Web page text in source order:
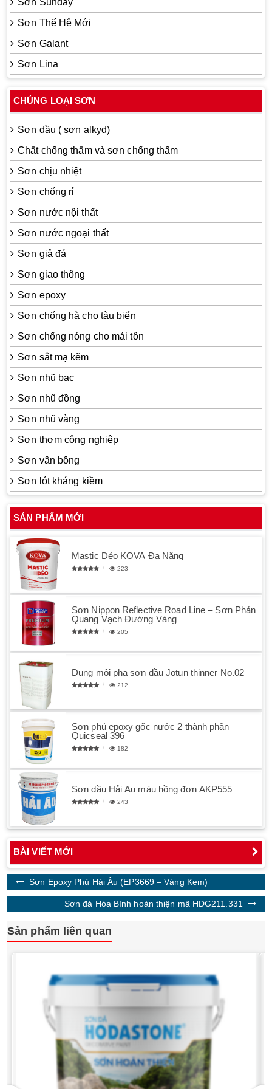
Sơn Sunday
Sơn Thế Hệ Mới
Sơn Galant
Sơn Lina
CHỦNG LOẠI SƠN
Sơn dầu ( sơn alkyd)
Chất chống thấm và sơn chống thấm
Sơn chịu nhiệt
Sơn chống rỉ
Sơn nước nội thất
Sơn nước ngoại thất
Sơn giả đá
Sơn giao thông
Sơn epoxy
Sơn chống hà cho tàu biển
Sơn chống nóng cho mái tôn
Sơn sắt mạ kẽm
Sơn nhũ bạc
Sơn nhũ đồng
Sơn nhũ vàng
Sơn thơm công nghiệp
Sơn vân bông
Sơn lót kháng kiềm
SẢN PHẨM MỚI
Mastic Dẻo KOVA Đa Năng
223
Sơn Nippon Reflective Road Line – Sơn Phản
Quang Vạch Đường Vàng
205
Dung môi pha sơn dầu Jotun thinner No.02
212
Sơn phủ epoxy gốc nước 2 thành phần
Quicseal 396
182
Sơn dầu Hải Âu màu hồng đơn AKP555
243
BÀI VIẾT MỚI
Sơn Epoxy Phủ Hải Âu (EP3669 – Vàng Kem)
Sơn đá Hòa Bình hoàn thiện mã HDG211.331
Sản phẩm liên quan